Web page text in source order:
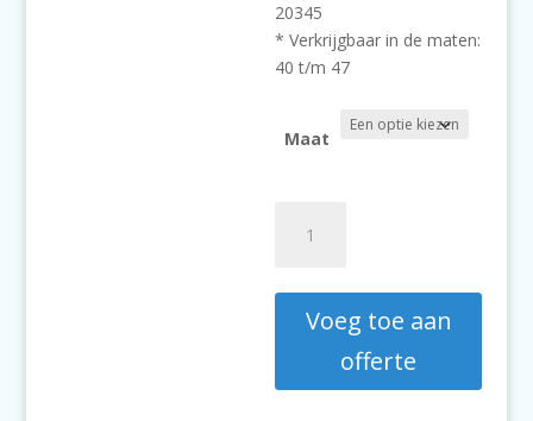
20345
* Verkrijgbaar in de maten:
40 t/m 47
Maat
Safety,
Monza,
veiligheidsschoenen
Voeg toe aan
offerte